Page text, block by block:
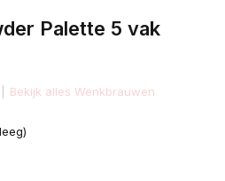
Palette 5 vak
Bekijk alles Wenkbrauwen